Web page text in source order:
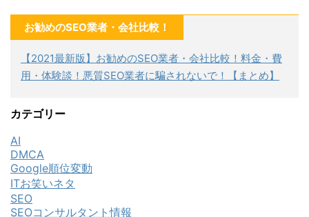
お勧めのSEO業者・会社比較！
【2021最新版】お勧めのSEO業者・会社比較！料金・費
用・体験談！悪質SEO業者に騙されないで！【まとめ】
カテゴリー
AI
DMCA
Google順位変動
ITお笑いネタ
SEO
SEOコンサルタント情報